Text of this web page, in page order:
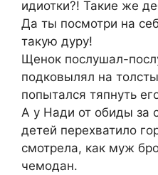
идиотки?! Такие же
Да ты посмотри на
такую дуру!
Щенок послушал-
подковылял на
попытался тяпнуть
А у Нади от обиды за
детей перехватило
смотрела, как муж
чемодан.